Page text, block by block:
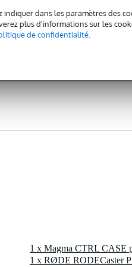
indiquer dans les paramètres des
plus d'informations sur les
de confidentialité.
1 x RØDE RODECaster